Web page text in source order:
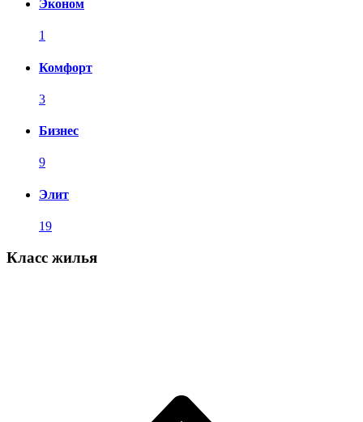
Эконом
1
Комфорт
3
Бизнес
9
Элит
19
Класс жилья